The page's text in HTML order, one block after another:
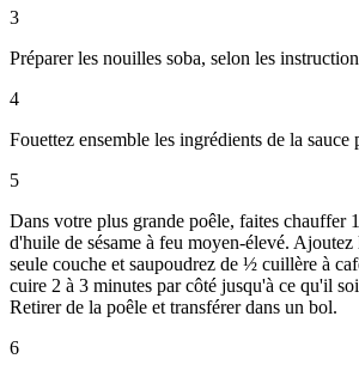
3
Préparer les nouilles soba, selon les
4
Fouettez ensemble les ingrédients de la sauce
5
Dans votre plus grande poêle, faites chauffer
d'huile de sésame à feu moyen-élevé. Ajoutez
seule couche et saupoudrez de ½ cuillère à
cuire 2 à 3 minutes par côté jusqu'à ce qu'il
Retirer de la poêle et transférer dans un bol.
6